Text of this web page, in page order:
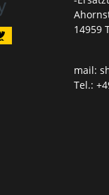
14959
mail:
Tel.: